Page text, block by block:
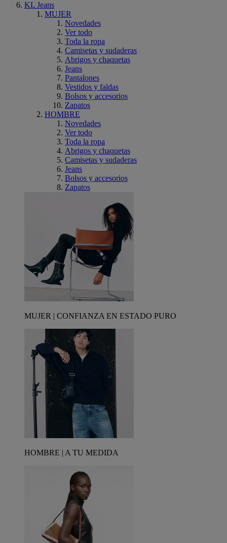
KL Jeans
MUJER
Novedades
Ver todo
Toda la ropa
Camisetas y sudaderas
Abrigos y chaquetas
Jeans
Pantalones
Vestidos y faldas
Bolsos y accesorios
Zapatos
HOMBRE
Novedades
Ver todo
Toda la ropa
Abrigos y chaquetas
Camisetas y sudaderas
Jeans
Bolsos y accesorios
Zapatos
MUJER | CONFIANZA EN ESTADO PURO
HOMBRE | A TU MEDIDA